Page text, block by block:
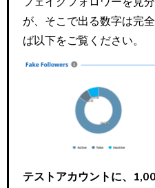
が、そこで出る数字は完
ば以下をご覧ください。
テストアカウントに、